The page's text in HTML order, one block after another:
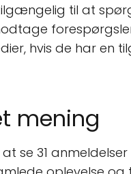
til at
hvis de har
mening
se 31